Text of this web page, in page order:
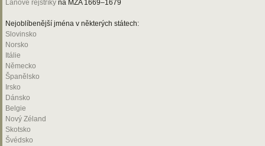
Lánové rejstříky na MZA 1669–1679
Nejoblíbenější jména v některých státech:
Slovinsko
Norsko
Itálie
Německo
Španělsko
Irsko
Dánsko
Belgie
Nový Zéland
Skotsko
Švédsko